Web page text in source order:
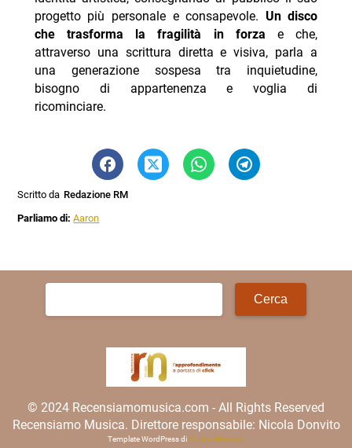
progetto più personale e consapevole. Un disco
che trasforma la fragilità in forza e che,
attraverso una scrittura diretta e visiva, parla a
una generazione sospesa tra inquietudine,
bisogno di appartenenza e voglia di
ricominciare.
Scritto da Redazione RM
Parliamo di:Aaron
Ricerca
© 2024 Recensiamomusica.com - All Rights Reserved
Recensiamo Musica. Direttore responsabile: Nicola Donvito
Template WordPress di Matteo Morreale